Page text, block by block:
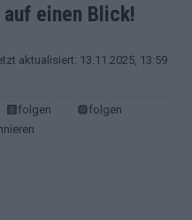
einen Blick!
aktualisiert: 13.11.2025, 13:59
folgen
folgen